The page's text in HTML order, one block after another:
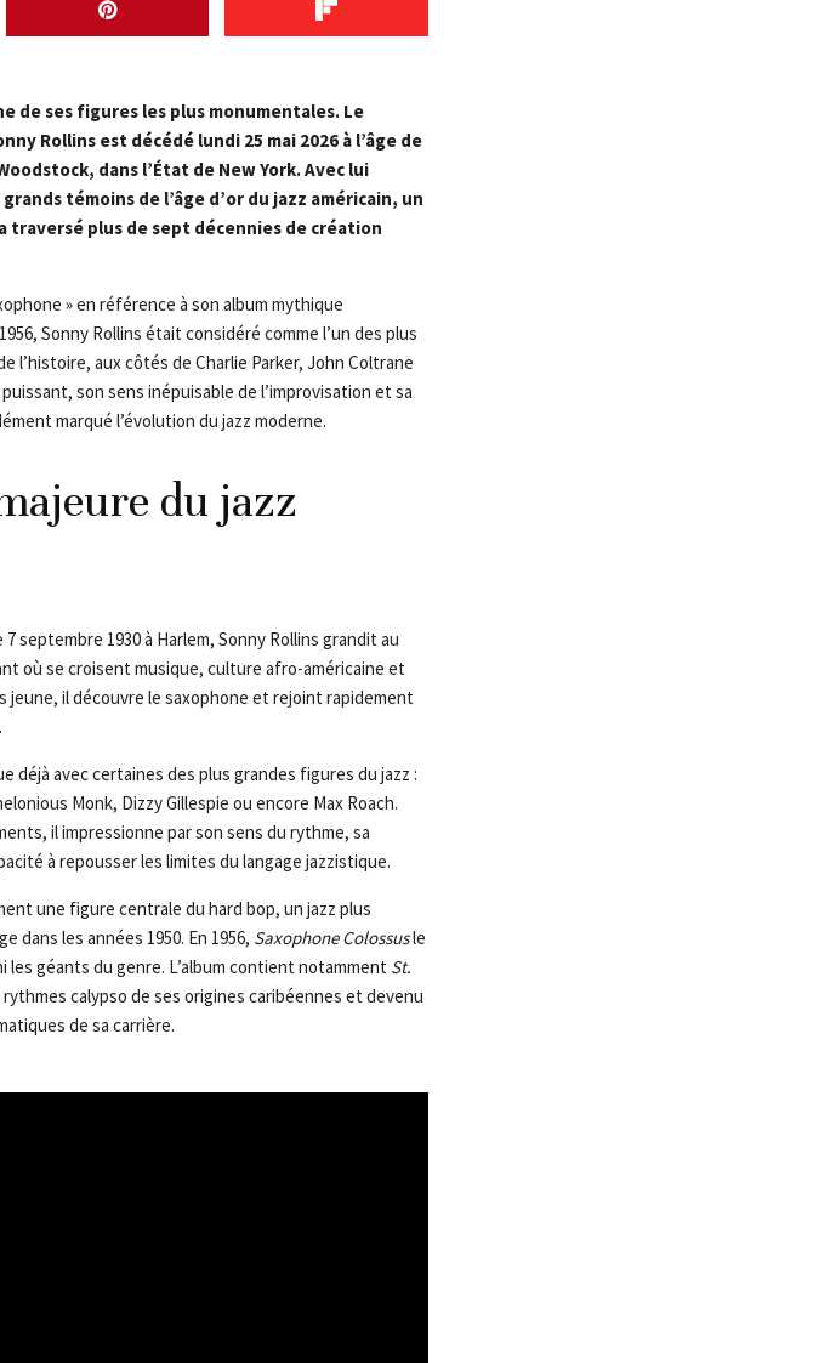
de ses figures les plus monumentales. Le
Rollins est décédé lundi 25 mai 2026 à l’âge de
dans l’État de New York. Avec lui
témoins de l’âge d’or du jazz américain, un
traversé plus de sept décennies de création
» en référence à son album mythique
Sonny Rollins était considéré comme l’un des plus
l’histoire, aux côtés de Charlie Parker, John Coltrane
son sens inépuisable de l’improvisation et sa
marqué l’évolution du jazz moderne.
du jazz
septembre 1930 à Harlem, Sonny Rollins grandit au
où se croisent musique, culture afro-américaine et
jeune, il découvre le saxophone et rejoint rapidement
déjà avec certaines des plus grandes figures du jazz :
Monk, Dizzy Gillespie ou encore Max Roach.
il impressionne par son sens du rythme, sa
à repousser les limites du langage jazzistique.
une figure centrale du hard bop, un jazz plus
dans les années 1950. En 1956, Saxophone Colossusle
géants du genre. L’album contient notamment St.
calypso de ses origines caribéennes et devenu
de sa carrière.